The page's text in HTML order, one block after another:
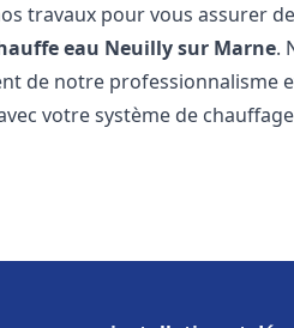
travaux pour vous assurer
eau Neuilly sur Marne.
de notre professionnalisme
votre système de